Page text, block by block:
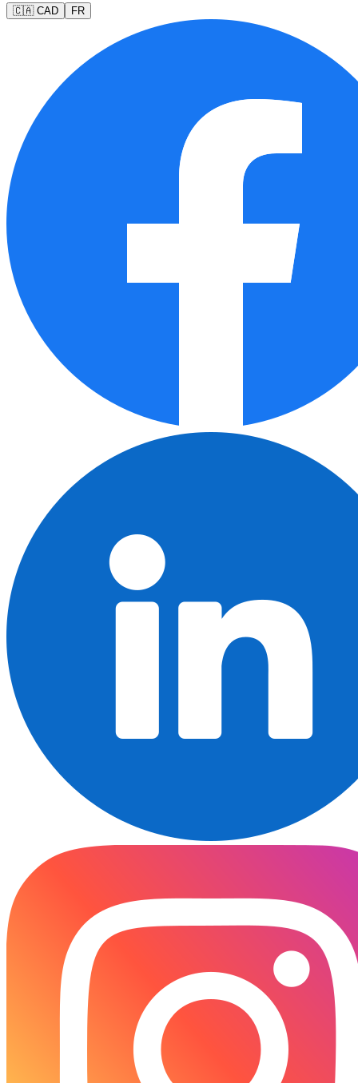
🇨🇦 CAD FR